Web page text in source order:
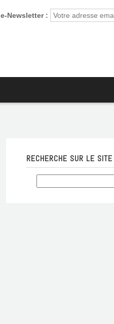
e-Newsletter :
RECHERCHE SUR LE SITE